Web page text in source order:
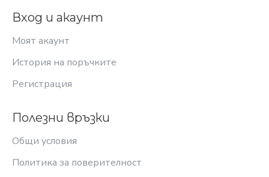
Вход и акаунт
Моят акаунт
История на поръчките
Регистрация
Полезни връзки
Общи условия
Политика за поверителност